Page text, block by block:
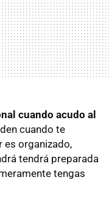
cuando acudo al
cuando te
es organizado,
tendrá preparada
tengas